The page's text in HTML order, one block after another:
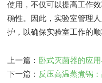
使用，不仅可以提高工作
确性。因此，实验室管理
护，以确保实验室工作的顺
上一篇： 卧式灭菌器的应
下一篇： 反压高温蒸煮锅